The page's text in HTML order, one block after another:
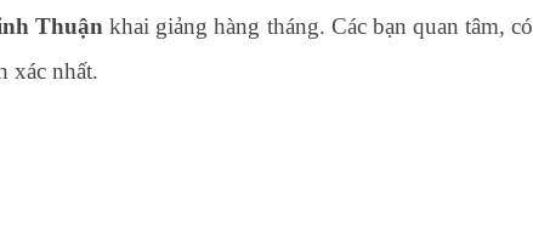
Thuận khai giảng hàng tháng. Các bạn quan tâm, có
xác nhất.